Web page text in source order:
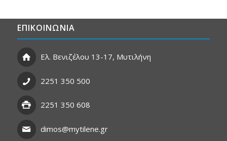
ΕΠΙΚΟΙΝΩΝΙΑ
Ελ. Βενιζέλου 13-17, Μυτιλήνη
2251 350 500
2251 350 608
dimos@mytilene.gr